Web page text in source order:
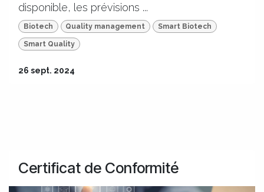
disponible, les prévisions ...
Biotech Quality management Smart Biotech
Smart Quality
26 sept. 2024
Certificat de Conformité